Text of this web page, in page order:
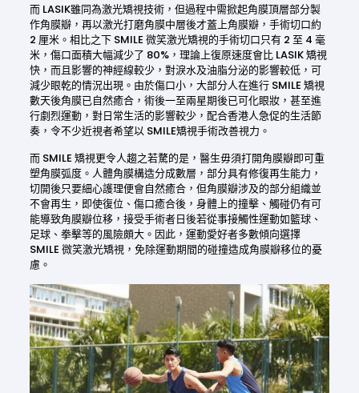
而 LASIK雖同為激光矯視技術，但過程中需掀起角膜頂層部分製
作角膜瓣，再以激光打磨角膜中層後才蓋上角膜瓣，手術切口約
2 厘米。相比之下 SMILE 微笑激光矯視的手術切口只有 2 至 4 毫
米，傷口面積大幅減少了 80%，理論上復原速度會比 LASIK 矯視
快，而且影響的神經線較少，對淚水及油脂分泌的影響較低，可
減少眼乾的情況出現。由於傷口小，大部分人在進行 SMILE 矯視
數天後角膜已自然癒合，術後一至兩星期後已可化眼妝，甚至進
行劇烈運動，對日常生活的影響較少，配合香港人急促的生活節
奏，令不少近視者希望以 SMILE矯視手術改善視力。
而 SMILE 矯視更令人趨之若騖的是，醫生毋須打開角膜瓣即可重
塑角膜弧度。人體角膜構造分成數層，部分具有修復再生能力，
切開後只要細心護理便會自然癒合，但角膜瓣涉及的部分組織並
不會再生，即使復位、傷口癒合後，身體上的撞擊、觸碰仍有可
能導致角膜瓣位移，接受手術者日後若從事接觸性運動如籃球、
足球、拳擊等的風險頗大。因此，運動愛好者多數傾向選擇
SMILE 微笑激光矯視，免除運動期間的碰撞造成角膜瓣移位的憂
慮。